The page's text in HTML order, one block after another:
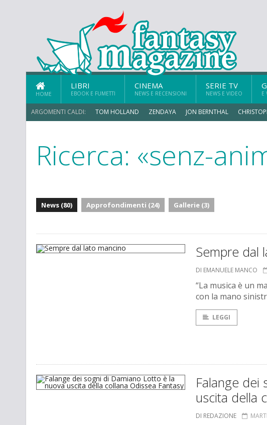
HOME
LIBRI
EBOOK E FUMETTI
CINEMA
NEWS E RECENSIONI
SERIE TV
NEWS E VIDEO E
ARGOMENTI CALDI: TOM HOLLAND ZENDAYA JON BERNTHAL
ERIK SOMMERS
Ricerca: «senz-
News (80) Approfondimenti (24) Gallerie (3)
Sempre dal
DI EMANUELE MANCO
“La musica è un
con la mano
LEGGI
Falange dei
uscita della
DI REDAZIONE